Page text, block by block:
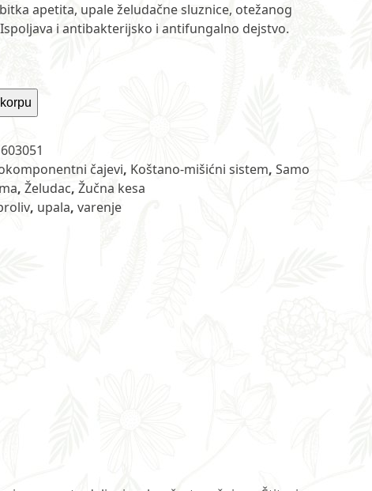
apetita, upale želudačne sluznice, otežanog
i antibakterijsko i antifungalno dejstvo.
603051
čajevi, Koštano-mišićni sistem, Samo
, Želudac, Žučna kesa
, upala, varenje